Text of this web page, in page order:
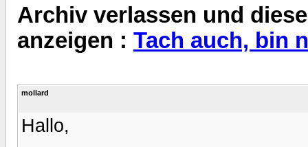
Archiv verlassen und
anzeigen : Tach auch, bin
mollard
Hallo,